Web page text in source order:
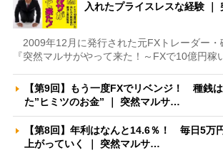
入れたプライスレスな経験
2009年12月に発行された元FXトレーダー・
『突然マルサがやって来た！～FXで10億円稼
【第9回】もう一度FXでリベンジ！ 種銭
た”ヒミツのお金” ｜ 突然マルサ…
【第8回】年利はなんと14.6％！ 毎日5万
上がっていく ｜ 突然マルサ…